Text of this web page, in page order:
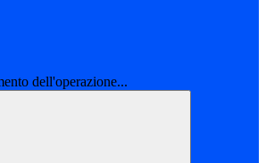
dell'operazione...